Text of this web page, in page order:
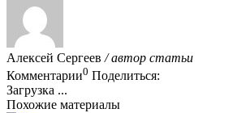
Алексей Сергеев / автор статьи
Комментарии0 Поделиться:
Загрузка ...
Похожие материалы